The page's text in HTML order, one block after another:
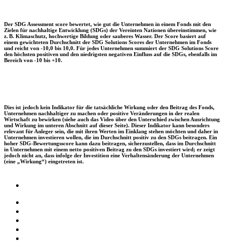
Der SDG Assessment score bewertet, wie gut die Unternehmen in einem Fonds mit den
Zielen für nachhaltige Entwicklung (SDGs) der Vereinten Nationen übereinstimmen, wie
z. B. Klimaschutz, hochwertige Bildung oder sauberes Wasser. Der Score basiert auf
einem gewichteten Durchschnitt der SDG Solutions Scores der Unternehmen im Fonds
und reicht von -10,0 bis 10,0. Für jedes Unternehmen summiert der SDG Solutions Score
den höchsten positiven und den niedrigsten negativen Einfluss auf die SDGs, ebenfalls im
Bereich von -10 bis +10.
Dies ist jedoch kein Indikator für die tatsächliche Wirkung oder den Beitrag des Fonds,
Unternehmen nachhaltiger zu machen oder positive Veränderungen in der realen
Wirtschaft zu bewirken (siehe auch das Video über den Unterschied zwischen Ausrichtung
und Wirkung im unteren Abschnitt auf dieser Seite). Dieser Indikator kann besonders
relevant für Anleger sein, die mit ihren Werten im Einklang stehen möchten und daher in
Unternehmen investieren wollen, die im Durchschnitt positiv zu den SDGs beitragen. Ein
hoher SDG-Bewertungsscore kann dazu beitragen, sicherzustellen, dass im Durchschnitt
in Unternehmen mit einem netto positiven Beitrag zu den SDGs investiert wird; er zeigt
jedoch nicht an, dass infolge der Investition eine Verhaltensänderung der Unternehmen
(eine „Wirkung“) eingetreten ist.